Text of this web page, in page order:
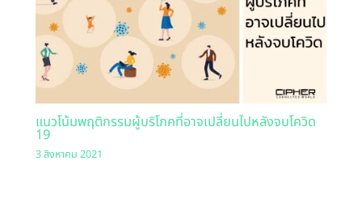
แนวโน้มพฤติกรรมผู้บริโภคที่อาจเปลี่ยนไปหลังจบโควิด
19
3 สิงหาคม 2021